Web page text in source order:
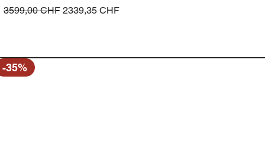
Prezzo regolare
3599,00 CHF Prezzo scontato
2339,35 CHF
-35%